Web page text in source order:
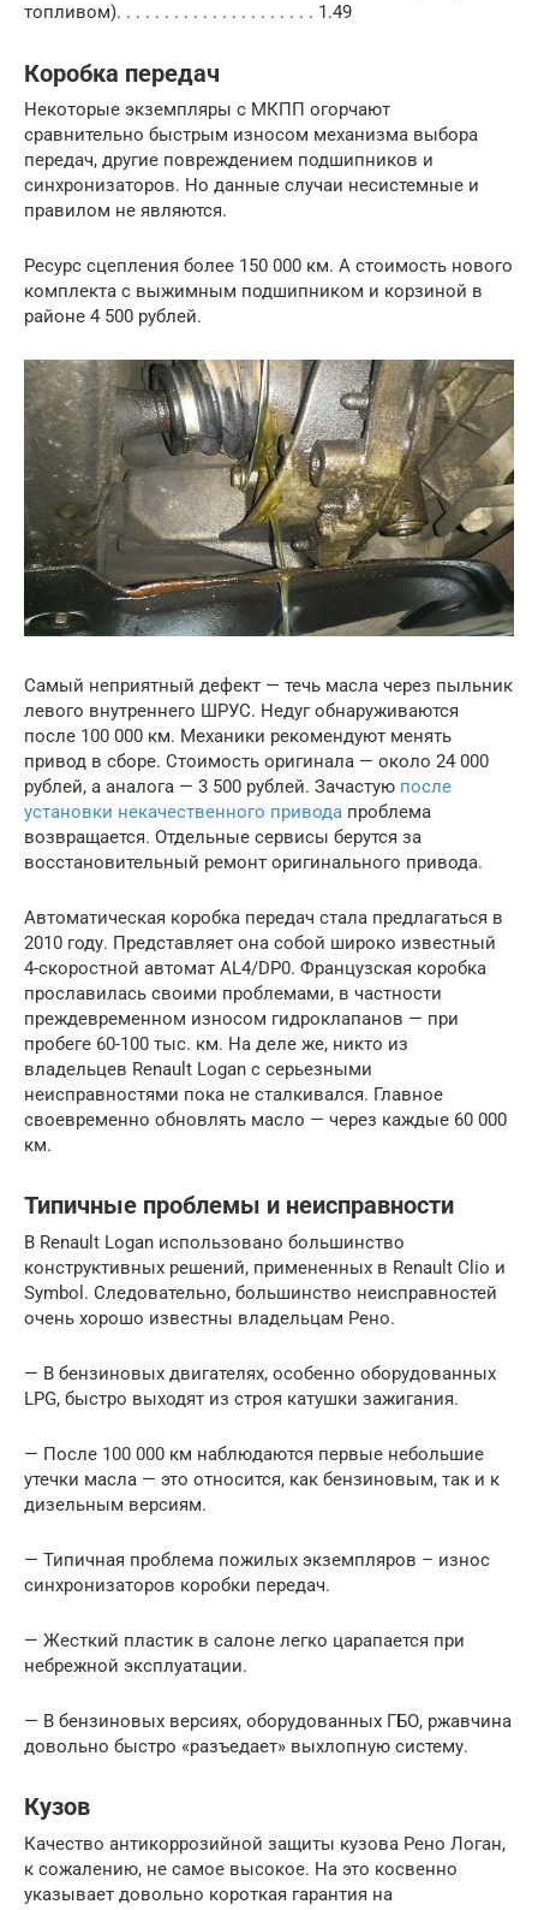
топливом). . . . . . . . . . . . . . . . . . . . . 1.49
Коробка передач
Некоторые экземпляры с МКПП огорчают
сравнительно быстрым износом механизма выбора
передач, другие повреждением подшипников и
синхронизаторов. Но данные случаи несистемные и
правилом не являются.
Ресурс сцепления более 150 000 км. А стоимость нового
комплекта с выжимным подшипником и корзиной в
районе 4 500 рублей.
Самый неприятный дефект — течь масла через пыльник
левого внутреннего ШРУС. Недуг обнаруживаются
после 100 000 км. Механики рекомендуют менять
привод в сборе. Стоимость оригинала — около 24 000
рублей, а аналога — 3 500 рублей. Зачастую после
установки некачественного привода проблема
возвращается. Отдельные сервисы берутся за
восстановительный ремонт оригинального привода.
Автоматическая коробка передач стала предлагаться в
2010 году. Представляет она собой широко известный
4-скоростной автомат AL4/DP0. Французская коробка
прославилась своими проблемами, в частности
преждевременном износом гидроклапанов — при
пробеге 60-100 тыс. км. На деле же, никто из
владельцев Renault Logan с серьезными
неисправностями пока не сталкивался. Главное
своевременно обновлять масло — через каждые 60 000
км.
Типичные проблемы и неисправности
В Renault Logan использовано большинство
конструктивных решений, примененных в Renault Clio и
Symbol. Следовательно, большинство неисправностей
очень хорошо известны владельцам Рено.
— В бензиновых двигателях, особенно оборудованных
LPG, быстро выходят из строя катушки зажигания.
— После 100 000 км наблюдаются первые небольшие
утечки масла — это относится, как бензиновым, так и к
дизельным версиям.
— Типичная проблема пожилых экземпляров – износ
синхронизаторов коробки передач.
— Жесткий пластик в салоне легко царапается при
небрежной эксплуатации.
— В бензиновых версиях, оборудованных ГБО, ржавчина
довольно быстро «разъедает» выхлопную систему.
Кузов
Качество антикоррозийной защиты кузова Рено Логан,
к сожалению, не самое высокое. На это косвенно
указывает довольно короткая гарантия на